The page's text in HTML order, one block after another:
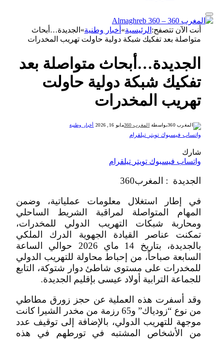
أنت الآن تتصفح: الرئيسية» أخبار وطنية» الجديدة…أبحاث
متواصلة بعد تفكيك شبكة دولية حاولت تهريب المخدرات
الجديدة…أبحاث متواصلة بعد
تفكيك شبكة دولية حاولت
تهريب المخدرات
بواسطة المغرب 360 مايو 16, 2026 أخبار وطنية
واتساب فيسبوك تويتر تيلقرام
شارك
واتساب فيسبوك تويتر تيلقرام
الجديدة : المغرب360
في إطار استغلال معلومات عملياتية، وضمن
المهام المتواصلة لمراقبة الشريط الساحلي
ومحاربة شبكات التهريب الدولي للمخدرات،
تمكنت عناصر القيادة الجهوية الدرك الملكي
بالجديدة، بتاريخ 14 ماي 2026 حوالي الساعة
السابعة صباحاً، من إحباط محاولة للتهريب الدولي
للمخدرات على مستوى شاطئ دوار شتوكة، التابع
للجماعة الترابية أولاد عيسى بإقليم الجديدة.
وقد أسفرت هذه العملية عن حجز زورق مطاطي
من نوع “زودياك” و65 رزمة من مخدر الشيرا كانت
موجهة للتهريب الدولي، بالإضافة إلى توقيف عدد
من الأشخاص المشتبه في تورطهم في هذه